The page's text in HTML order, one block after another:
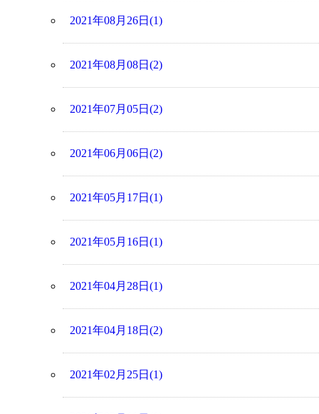
2021年08月26日(1)
2021年08月08日(2)
2021年07月05日(2)
2021年06月06日(2)
2021年05月17日(1)
2021年05月16日(1)
2021年04月28日(1)
2021年04月18日(2)
2021年02月25日(1)